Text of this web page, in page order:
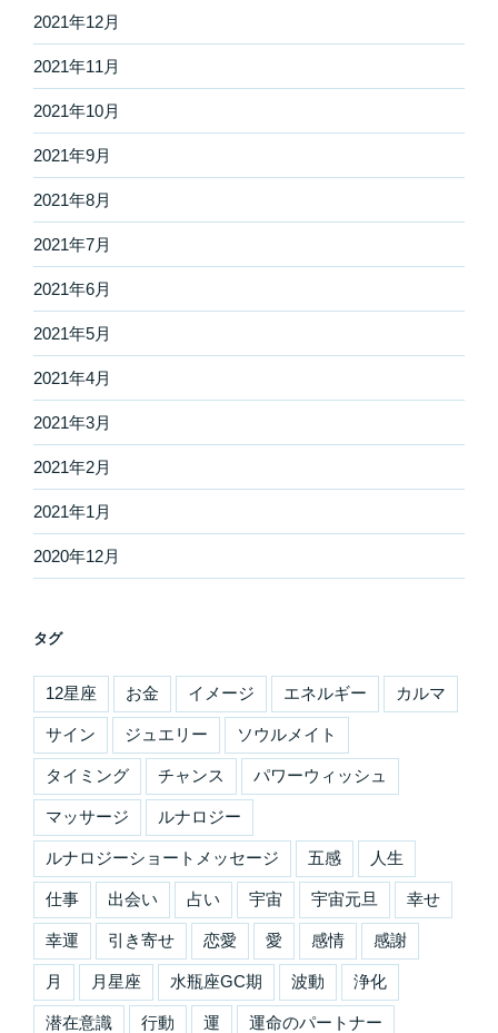
2021年12月
2021年11月
2021年10月
2021年9月
2021年8月
2021年7月
2021年6月
2021年5月
2021年4月
2021年3月
2021年2月
2021年1月
2020年12月
タグ
12星座 お金 イメージ エネルギー カルマ
サイン ジュエリー ソウルメイト
タイミング チャンス パワーウィッシュ
マッサージ ルナロジー
ルナロジーショートメッセージ 五感 人生
仕事 出会い 占い 宇宙 宇宙元旦 幸せ
幸運 引き寄せ 恋愛 愛 感情 感謝
月 月星座 水瓶座GC期 波動 浄化
潜在意識 行動 運 運命のパートナー